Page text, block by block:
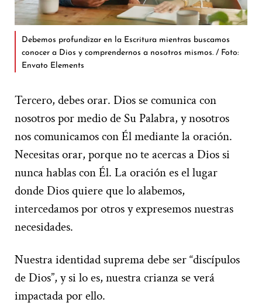
Debemos profundizar en la Escritura mientras buscamos
conocer a Dios y comprendernos a nosotros mismos. / Foto:
Envato Elements
Tercero, debes orar. Dios se comunica con
nosotros por medio de Su Palabra, y nosotros
nos comunicamos con Él mediante la oración.
Necesitas orar, porque no te acercas a Dios si
nunca hablas con Él. La oración es el lugar
donde Dios quiere que lo alabemos,
intercedamos por otros y expresemos nuestras
necesidades.
Nuestra identidad suprema debe ser “discípulos
de Dios”, y si lo es, nuestra crianza se verá
impactada por ello.